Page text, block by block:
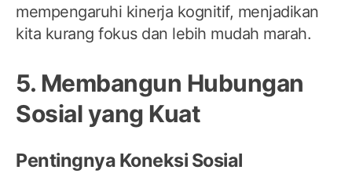
mempengaruhi kinerja kognitif, menjadikan
kita kurang fokus dan lebih mudah marah.
5. Membangun Hubungan
Sosial yang Kuat
Pentingnya Koneksi Sosial